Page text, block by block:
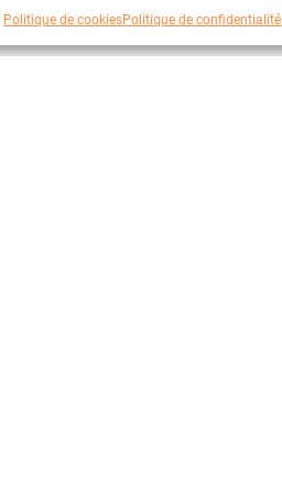
Politique de cookiesPolitique de confidentialité